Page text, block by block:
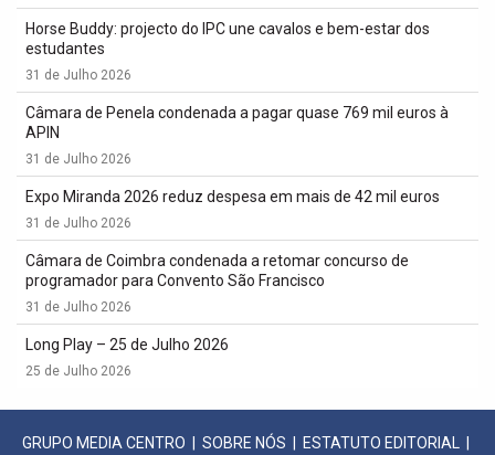
Horse Buddy: projecto do IPC une cavalos e bem-estar dos
estudantes
31 de Julho 2026
Câmara de Penela condenada a pagar quase 769 mil euros à
APIN
31 de Julho 2026
Expo Miranda 2026 reduz despesa em mais de 42 mil euros
31 de Julho 2026
Câmara de Coimbra condenada a retomar concurso de
programador para Convento São Francisco
31 de Julho 2026
Long Play – 25 de Julho 2026
25 de Julho 2026
GRUPO MEDIA CENTRO SOBRE NÓS ESTATUTO EDITORIAL